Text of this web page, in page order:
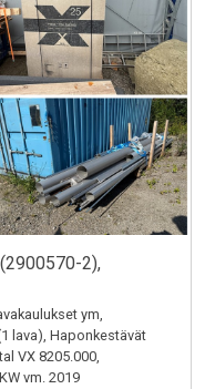
2),
ym,
lava), Haponkestävät
VX 8205.000,
vm. 2019